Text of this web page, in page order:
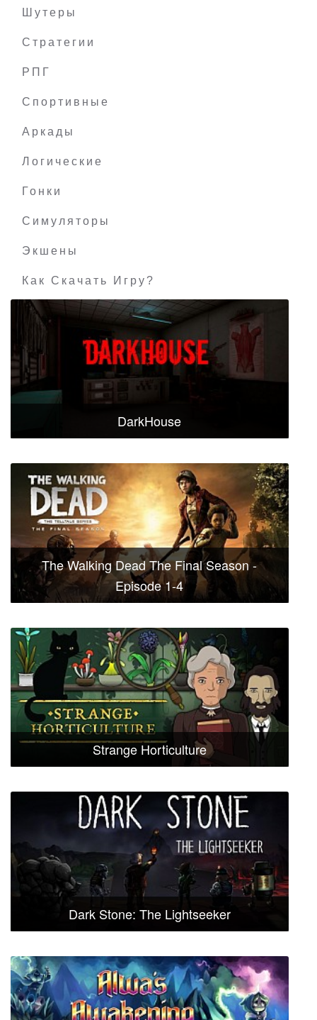
Шутеры
Стратегии
РПГ
Спортивные
Аркады
Логические
Гонки
Симуляторы
Экшены
Как Скачать Игру?
DarkHouse
The Walking Dead The Final Season -
Episode 1-4
Strange Horticulture
Dark Stone: The Lightseeker